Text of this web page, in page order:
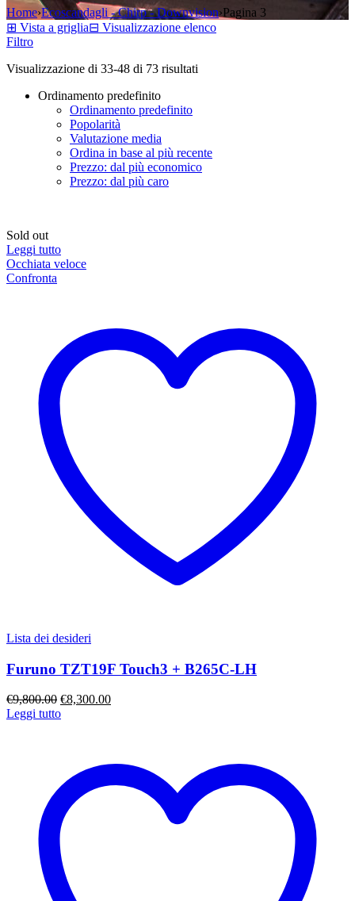
Home›Ecoscandagli - Chirp - Downvision›Pagina 3
⊞ Vista a griglia⊟ Visualizzazione elenco
Filtro
Visualizzazione di 33-48 di 73 risultati
Ordinamento predefinito
Ordinamento predefinito
Popolarità
Valutazione media
Ordina in base al più recente
Prezzo: dal più economico
Prezzo: dal più caro
Sold out
Leggi tutto
Occhiata veloce
Confronta
Lista dei desideri
Furuno TZT19F Touch3 + B265C-LH
€9,800.00 Il
prezzo
€8,300.00Il
Leggi tutto